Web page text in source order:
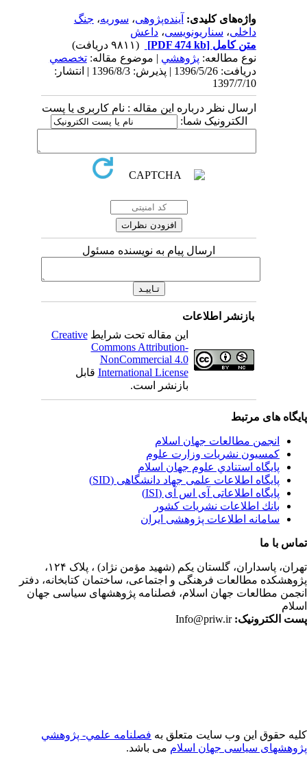
واژه‌های کلیدی:آینده‌پژوهی،سوریه،جنگ
داخلی،سناریونویسی،داعش
متن کامل[PDF 474 kb]
نوع مطالعه:پژوهشي| موضوع مقاله:تخصصي
دریافت: 1396/5/26 | پذیرش: 1396/8/3 | انتشار:
1397/7/10
ارسال نظر درباره این مقاله : نام کاربری یا پست
الکترونیک شما:
ارسال پیام به نویسنده مسئول
بازنشر اطلاعات
این مقاله تحت شرایطCreative
Commons Attribution-
NonCommercial 4.0
International Licenseقابل
بازنشر است.
های مرتبط
انجمن مطالعات جهان اسلام
کمسیون نشریات وزارت علوم
پايگاه استنادي علوم جهان اسلام
پایگاه اطلاعات علمی جهاد دانشگاهی (SID)
پایگاه اطلاعاتی آی اس آی (ISI)
بانك اطلاعات نشريات كشور
سامانه اطلاعات پژوهشی ایران
با ما
پاسداران، گلستان یکم (شهید مؤمن نژاد) ، پلاک ۱۲۴،
مطالعات فرهنگی و اجتماعی، ساختمان کتابخانه، دفتر
مطالعات جهان اسلام، فصلنامه پژوهشهای سیاسی جهان
الکترونیک:Info@priw.ir
حقوق این وب سایت متعلق بهفصلنامه علمي- پژوهشي
سیاسی جهان اسلاممی باشد.